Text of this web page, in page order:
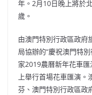
年。2月10日晚上將於
歲。
由澳門特別行政區政府
局協辦的“慶祝澳門特
家2019農曆新年花車
上舉行首場花車匯演
芬、澳門特別行政區政